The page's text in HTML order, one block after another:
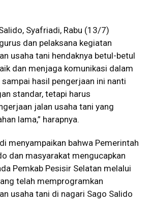
Syafriadi, Rabu (13/7)
dan pelaksana kegiatan
usaha tani hendaknya betul-betul
dan menjaga komunikasi dalam
hasil pengerjaan ini nanti
standar, tetapi harus
jalan usaha tani yang
lama,” harapnya.
menyampaikan bahwa Pemerintah
dan masyarakat mengucapkan
Pemkab Pesisir Selatan melalui
telah memprogramkan
usaha tani di nagari Sago Salido